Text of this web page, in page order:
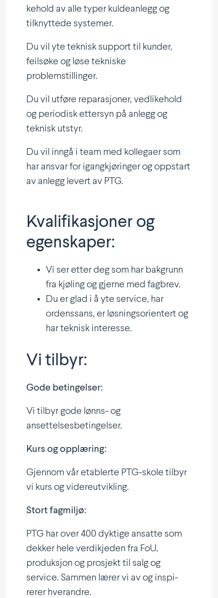
kehold av alle typer kulde­anlegg og
tilknyttede systemer.
Du vil yte teknisk support til kunder,
feilsøke og løse tekniske
problemstillinger.
Du vil utføre repara­sjoner, vedli­kehold
og periodisk ettersyn på anlegg og
teknisk utstyr.
Du vil inngå i team med kollegaer som
har ansvar for igang­kjø­ringer og oppstart
av anlegg levert av PTG.
Kvali­fi­ka­sjoner og
egenskaper:
Vi ser etter deg som har bakgrunn
fra kjøling og gjerne med fagbrev.
Du er glad i å yte service, har
ordenssans, er løsnings­ori­entert og
har teknisk interesse.
Vi tilbyr:
Gode betin­gelser:
Vi tilbyr gode lønns- og
ansettelsesbetingelser.
Kurs og opplæring:
Gjennom vår etablerte PTG-skole tilbyr
vi kurs og videreutvikling.
Stort fagmiljø:
PTG har over 400 dyktige ansatte som
dekker hele verdi­kjeden fra FoU,
produksjon og prosjekt til salg og
service. Sammen lærer vi av og inspi­
rerer hverandre.